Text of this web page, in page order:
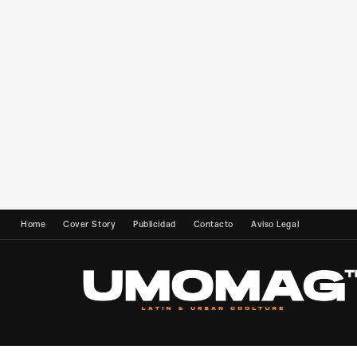
Home Cover Story Publicidad Contacto Aviso Legal